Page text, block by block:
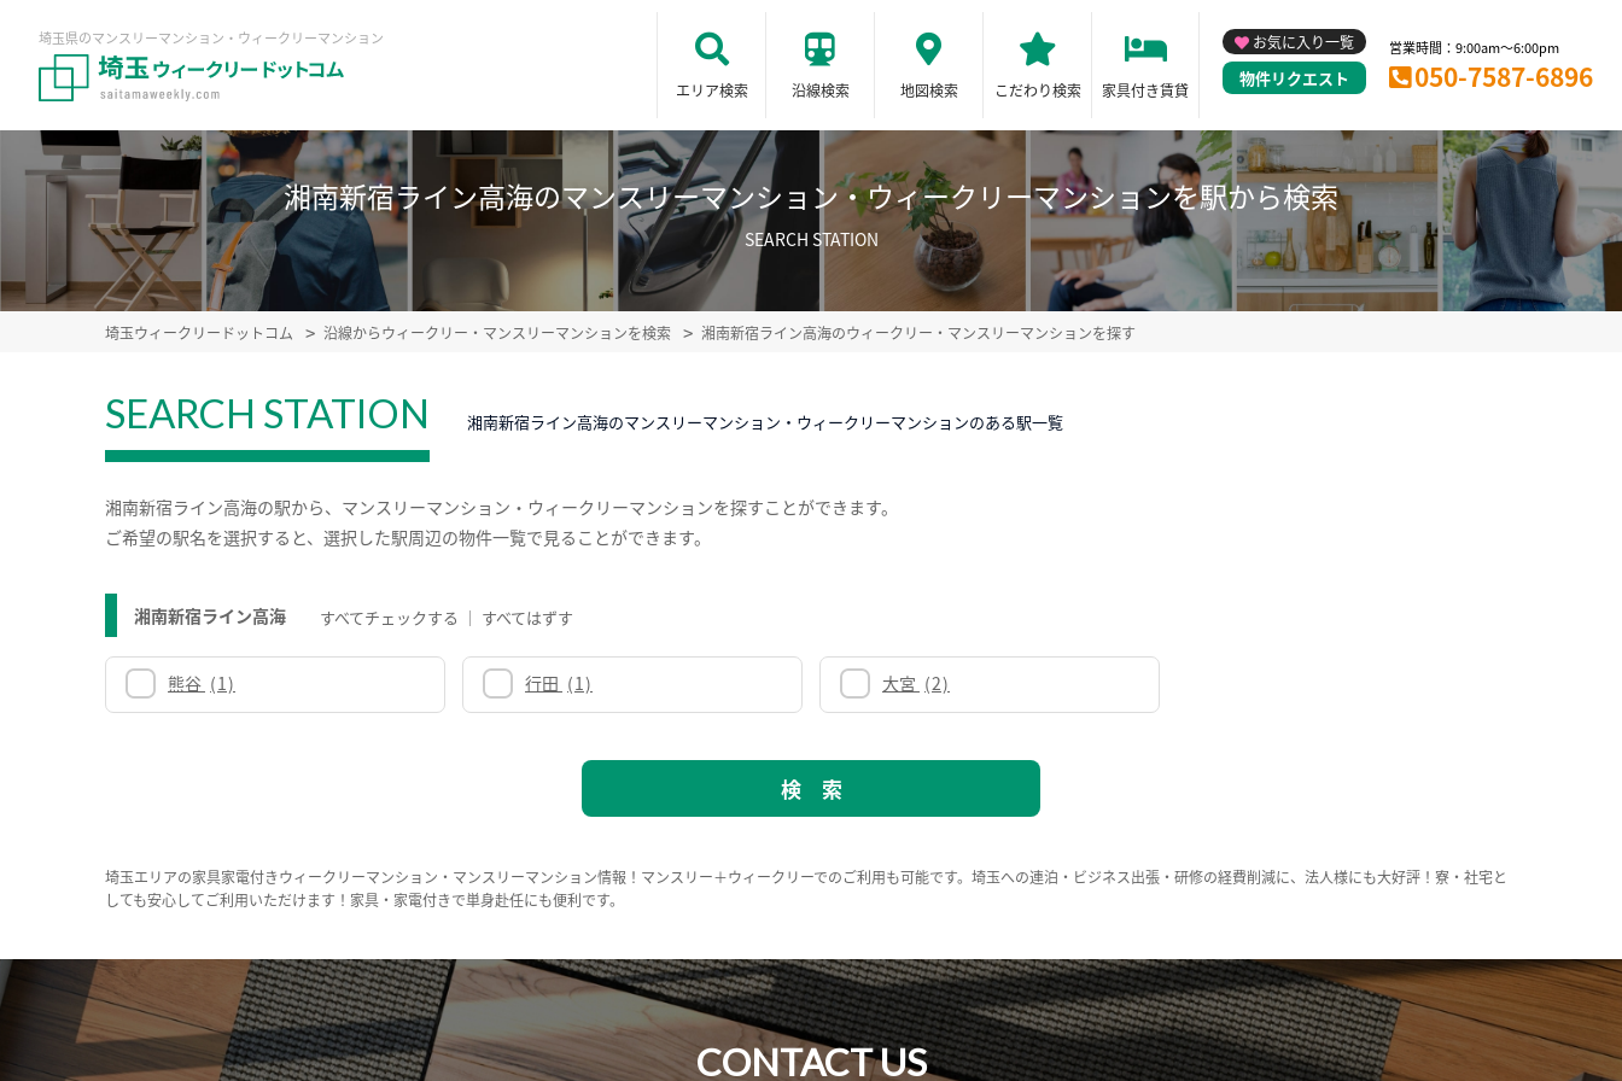
埼玉県のマンスリーマンション・ウィークリーマンション
エリア検索 沿線検索 地図検索 こだわり検索 家具付き賃貸
お気に入り一覧
物件リクエスト
営業時間：9:00am～6:00pm
050-7587-6896
湘南新宿ライン高海のマンスリーマンション・ウィークリーマンションを駅から検索
SEARCH STATION
埼玉ウィークリードットコム 沿線からウィークリー・マンスリーマンションを検索 湘南新宿ライン高海のウィークリー・マンスリーマンションを探す
SEARCH STATION 湘南新宿ライン高海のマンスリーマンション・ウィークリーマンションのある駅一覧
湘南新宿ライン高海の駅から、マンスリーマンション・ウィークリーマンションを探すことができます。
ご希望の駅名を選択すると、選択した駅周辺の物件一覧で見ることができます。
湘南新宿ライン高海 すべてチェックする すべてはずす
熊谷 (1) 行田 (1) 大宮 (2)
埼玉エリアの家具家電付きウィークリーマンション・マンスリーマンション情報！マンスリー＋ウィークリーでのご利用も可能です。埼玉への連泊・ビジネス出張・研修の経費削減に、法人様にも大好評！寮・社宅と
しても安心してご利用いただけます！家具・家電付きで単身赴任にも便利です。
CONTACT US